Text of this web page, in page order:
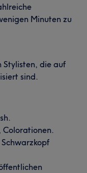
Minuten zu
Stylisten, die auf
sind.
Colorationen.